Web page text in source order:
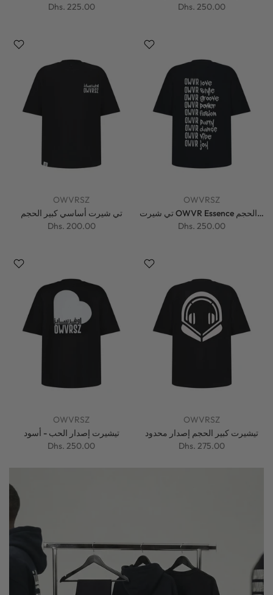
Dhs. 225.00
Dhs. 250.00
OWVRSZ
تي شيرت أساسي كبير الحجم
Dhs. 200.00
OWVRSZ
تي شيرت OWVR Essence كبير الحجم
Dhs. 250.00
OWVRSZ
تيشيرت إصدار الحب - أسود
Dhs. 250.00
OWVRSZ
تيشيرت كبير الحجم إصدار محدود
Dhs. 275.00